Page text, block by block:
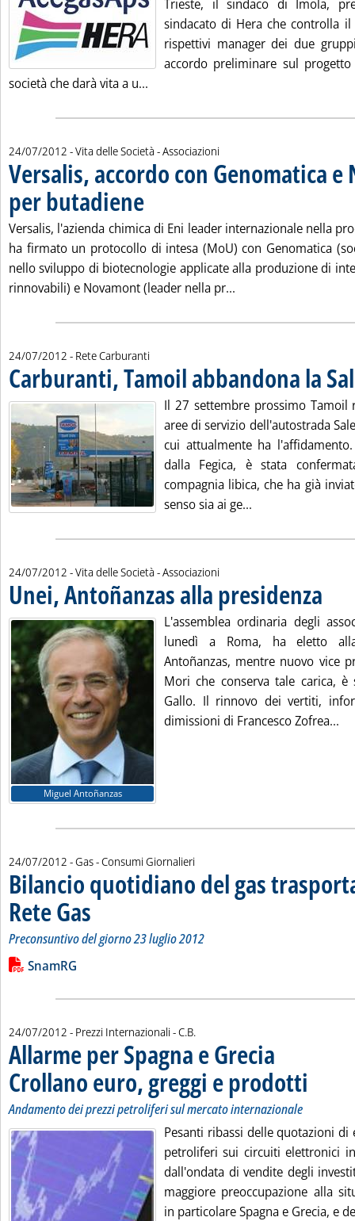
Trieste, il sindaco di Imola,
sindacato di Hera che controlla
rispettivi manager dei due
accordo preliminare sul
società che darà vita a u...
24/07/2012 - Vita delle Società - Associazioni
Versalis, accordo con Genomatica e
per butadiene
Versalis, l'azienda chimica di Eni leader internazionale nella
ha firmato un protocollo di intesa (MoU) con Genomatica
nello sviluppo di biotecnologie applicate alla produzione di
rinnovabili) e Novamont (leader nella pr...
24/07/2012 - Rete Carburanti
Carburanti, Tamoil abbandona la
Il 27 settembre prossimo Tamoil
aree di servizio dell'autostrada
cui attualmente ha
dalla Fegica, è stata
compagnia libica, che ha già
senso sia ai ge...
24/07/2012 - Vita delle Società - Associazioni
Unei, Antoñanzas alla presidenza
Miguel Antoñanzas
L'assemblea ordinaria degli
lunedì a Roma, ha eletto
Antoñanzas, mentre nuovo vice
Mori che conserva tale carica,
Gallo. Il rinnovo dei vertiti,
dimissioni di Francesco Zofrea...
24/07/2012 - Gas - Consumi Giornalieri
Bilancio quotidiano del gas
Rete Gas . Sottotitolo: Preconsuntivo del giorno 23 luglio 2012
. Pubblicata martedì 24 luglio 2012 alle 14.53.
Preconsuntivo del giorno 23 luglio 2012
Leggi tutta la notizia: 'Bilancio quotidiano del gas
Lista allegati PDF alla notizia
SnamRG
24/07/2012 - Prezzi Internazionali -di:
C.B.
Allarme per Spagna e Grecia
Crollano euro, greggi e prodotti
Andamento dei prezzi petroliferi sul mercato internazionale
Pesanti ribassi delle quotazioni
petroliferi sui circuiti elettronici
dall'ondata di vendite degli
maggiore preoccupazione alla
in particolare Spagna e Grecia, e